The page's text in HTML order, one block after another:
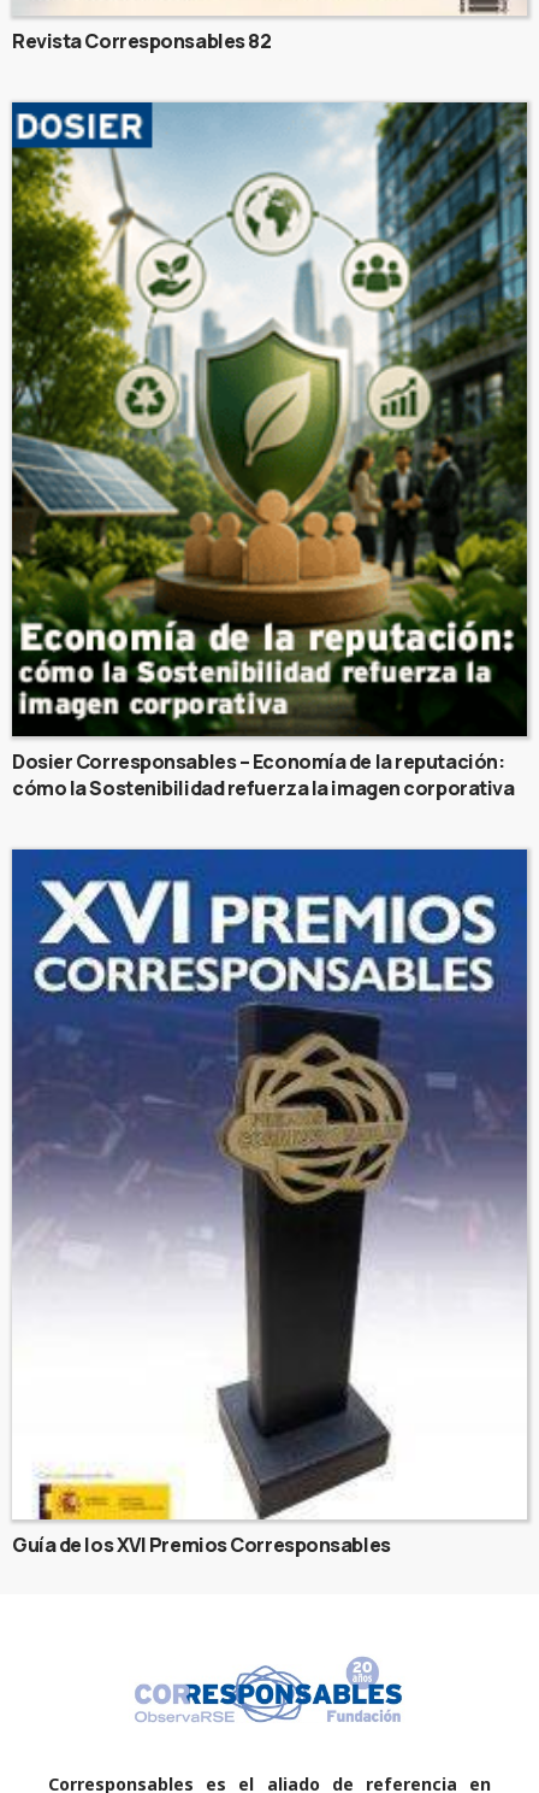
Revista Corresponsables 82
Dosier Corresponsables – Economía de la reputación:
cómo la Sostenibilidad refuerza la imagen corporativa
Guía de los XVI Premios Corresponsables
Corresponsables es el aliado de referencia en